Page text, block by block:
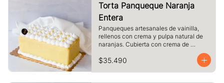
Torta Panqueque Naranja
Entera
Panqueques artesanales de vainilla,
rellenos con crema y pulpa natural de
naranjas. Cubierta con crema de
$35.490